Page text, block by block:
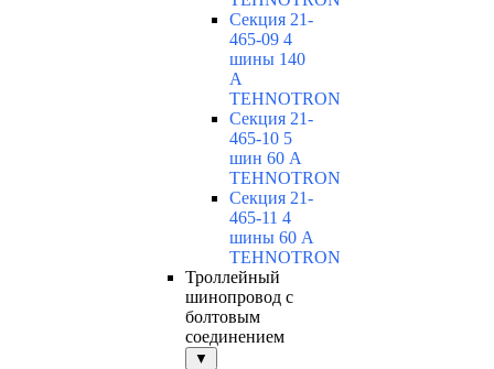
Секция 21-
465-09 4
шины 140
А
TEHNOTRON
Секция 21-
465-10 5
шин 60 А
TEHNOTRON
Секция 21-
465-11 4
шины 60 А
TEHNOTRON
Троллейный
шинопровод с
болтовым
соединением
▼